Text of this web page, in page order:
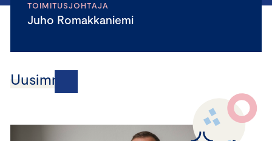
TOIMITUSJOHTAJA
Juho Romakkaniemi
Uusimmat